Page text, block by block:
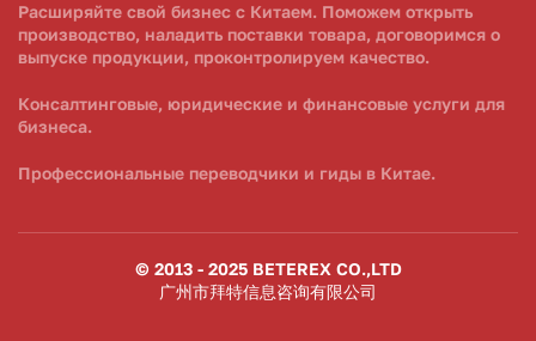
Расширяйте свой бизнес с Китаем. Поможем открыть
производство, наладить поставки товара, договоримся о
выпуске продукции, проконтролируем качество.
Консалтинговые, юридические и финансовые услуги для
бизнеса.
Профессиональные переводчики и гиды в Китае.
© 2013 - 2025 BETEREX CO.,LTD
广州市拜特信息咨询有限公司